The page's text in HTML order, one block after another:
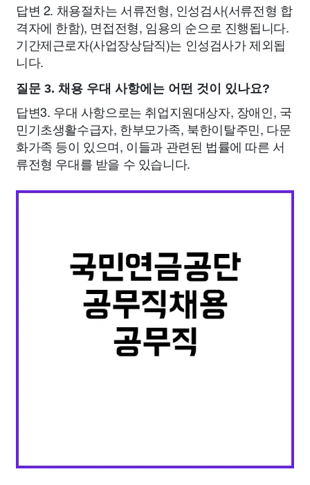
답변 2. 채용절차는 서류전형, 인성검사(서류전형 합
격자에 한함), 면접전형, 임용의 순으로 진행됩니다.
기간제근로자(사업장상담직)는 인성검사가 제외됩
니다.
질문 3. 채용 우대 사항에는 어떤 것이 있나요?
답변3. 우대 사항으로는 취업지원대상자, 장애인, 국
민기초생활수급자, 한부모가족, 북한이탈주민, 다문
화가족 등이 있으며, 이들과 관련된 법률에 따른 서
류전형 우대를 받을 수 있습니다.